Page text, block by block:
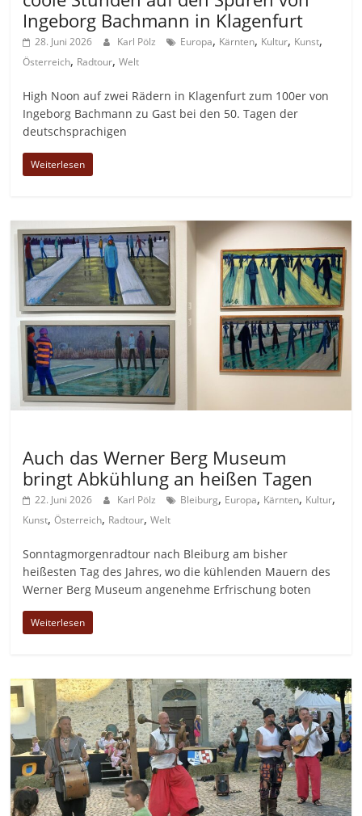
Ingeborg Bachmann in Klagenfurt
28. Juni 2026 Karl Pölz Europa, Kärnten, Kultur, Kunst,
Österreich, Radtour,Welt
High Noon auf zwei Rädern in Klagenfurt zum 100er von
Ingeborg Bachmann zu Gast bei den 50. Tagen der
deutschsprachigen
Weiterlesen
Auch das Werner Berg Museum
bringt Abkühlung an heißen Tagen
22. Juni 2026 Karl Pölz Bleiburg, Europa, Kärnten, Kultur,
Kunst,Österreich, Radtour,Welt
Sonntagmorgenradtour nach Bleiburg am bisher
heißesten Tag des Jahres, wo die kühlenden Mauern des
Werner Berg Museum angenehme Erfrischung boten
Weiterlesen